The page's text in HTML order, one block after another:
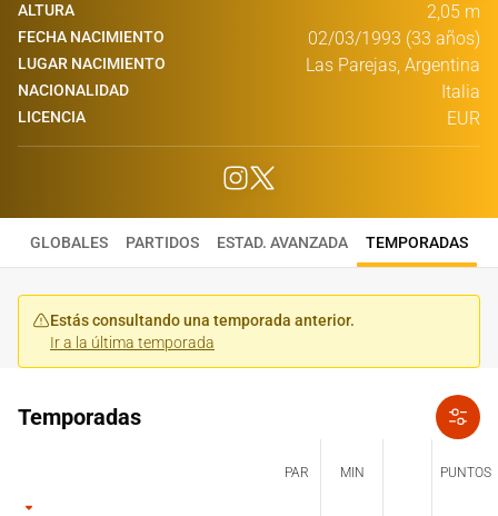
ALTURA 2,05 m
FECHA NACIMIENTO 02/03/1993 (33 años)
LUGAR NACIMIENTO Las Parejas, Argentina
NACIONALIDAD Italia
LICENCIA EUR
GLOBALES PARTIDOS ESTAD. AVANZADA TEMPORADAS
Estás consultando una temporada anterior.
Ir a la última temporada
Temporadas
PAR MIN PUNTOS